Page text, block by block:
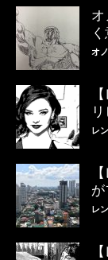
オ
レ
レ